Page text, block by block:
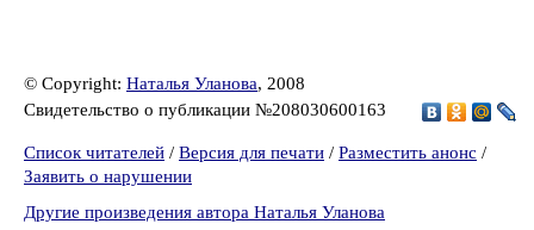
© Copyright: Наталья Уланова, 2008
Свидетельство о публикации №208030600163
Список читателей / Версия для печати / Разместить анонс /
Заявить о нарушении
Другие произведения автора Наталья Уланова